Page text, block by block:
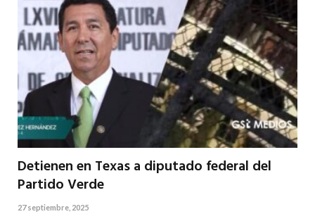
Detienen en Texas a diputado federal del
Partido Verde
27 septiembre, 2025